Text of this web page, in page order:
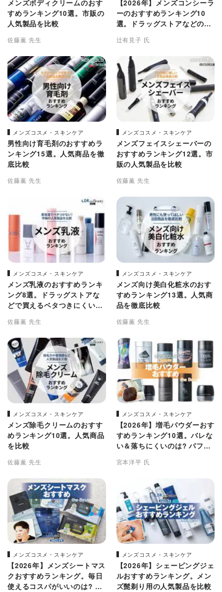
メンズボディクリームのおす
すめランキング10選。市販の
人気製品を比較
佐藤薫 先生
【2026年】メンズコンシーラ
ーのおすすめランキング10
選。ドラッグストアなどの人
辻有見子 氏
メンズコスメ・スキンケア
男性向け育毛剤のおすすめラ
ンキング15選。人気商品を徹
底比較
佐藤薫 先生
メンズコスメ・スキンケア
メンズフェイスシェーバーの
おすすめランキング12選。市
販の人気製品を比較
佐藤薫 先生
メンズコスメ・スキンケア
メンズ乳液のおすすめランキ
ング8選。ドラッグストアな
どで買えるベタつきにくい人
佐藤薫 先生
メンズコスメ・スキンケア
メンズ向け美白化粧水のおす
すめランキング13選。人気商
品を徹底比較
佐藤薫 先生
メンズコスメ・スキンケア
メンズ除毛クリームのおすす
めランキング10選。人気商品
を比較
佐藤薫 先生
メンズコスメ・スキンケア
【2026年】増毛パウダーおす
すめランキング10選。バレな
い＆落ちにくいのは? パフタ
較
宮本洋平 氏
メンズコスメ・スキンケア
【2026年】メンズシートマス
クおすすめランキング。毎日
使えるコスパがいいのは? 市
メンズコスメ・スキンケア
【2026年】シェービングジェ
ルおすすめランキング。メン
ズ髭剃り用の人気製品を比較